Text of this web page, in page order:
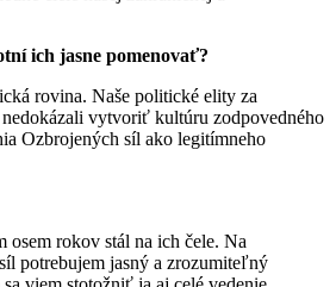
ich jasne pomenovať?
rovina. Naše politické elity za
vytvoriť kultúru zodpovedného
Ozbrojených síl ako legitímneho
osem rokov stál na ich čele. Na
potrebujem jasný a zrozumiteľný